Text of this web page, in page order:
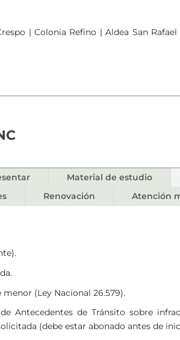
| Colonia Refino | Aldea San
Material de estudio
Renovación Atención
(Ley Nacional 26.579).
Antecedentes de Tránsito sobre
(debe estar abonado antes de